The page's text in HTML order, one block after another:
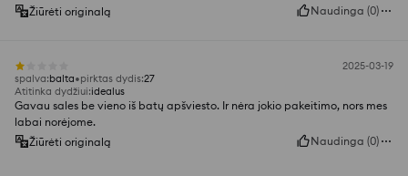
Žiūrėti originalą
Naudinga (0)
2025-03-19
spalva:balta pirktas dydis:27
Atitinka dydžiui:idealus
Gavau sales be vieno iš batų apšviesto. Ir nėra jokio pakeitimo, nors mes
labai norėjome.
Žiūrėti originalą
Naudinga (0)